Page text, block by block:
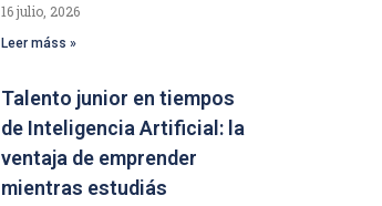
16 julio, 2026
Leer máss »
Talento junior en tiempos
de Inteligencia Artificial: la
ventaja de emprender
mientras estudiás